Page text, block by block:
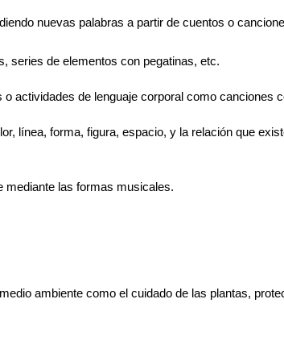
nuevas palabras a partir de cuentos o
series de elementos con pegatinas, etc.
actividades de lenguaje corporal como canciones
línea, forma, figura, espacio, y la relación que
mediante las formas musicales.
ambiente como el cuidado de las plantas,